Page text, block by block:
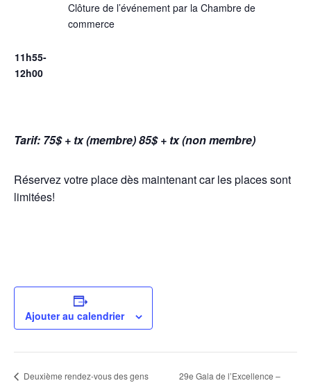
11h55-
12h00
Clôture de l’événement par la Chambre de
commerce
Tarif: 75$ + tx (membre) 85$ + tx (non membre)
Réservez votre place dès maintenant car les places sont
limitées!
Ajouter au calendrier
Deuxième rendez-vous des gens
29e Gala de l’Excellence –